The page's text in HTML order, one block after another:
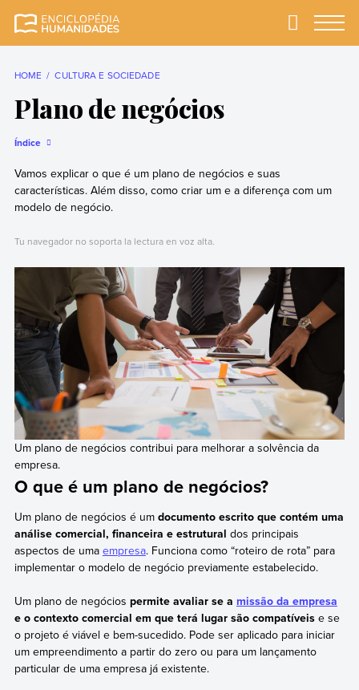
completa e mais
Primary
HOME CULTURA E SOCIEDADE
Plano de negócios
Índice
Vamos explicar o que é um plano de negócios e suas
características. Além disso, como criar um e a diferença com um
modelo de negócio.
Tu navegador no soporta la lectura en voz alta.
Um plano de negócios contribui para melhorar a solvência da
empresa.
O que é um plano de negócios?
Um plano de negócios é umdocumento escrito que contém uma
análise comercial, financeira e estrutural dos principais
aspectos de uma empresa. Funciona como “roteiro de rota” para
implementar o modelo de negócio previamente estabelecido.
Um plano de negócios permite avaliar se a missão da empresa
e o contexto comercial em que terá lugar são compatíveis e se
o projeto é viável e bem-sucedido. Pode ser aplicado para iniciar
um empreendimento a partir do zero ou para um lançamento
particular de uma empresa já existente.